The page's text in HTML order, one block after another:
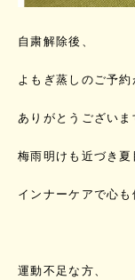
自粛解除後、
よもぎ蒸しのご予
ありがとうございま
梅雨明けも近づき
インナーケアで心
運動不足な方、